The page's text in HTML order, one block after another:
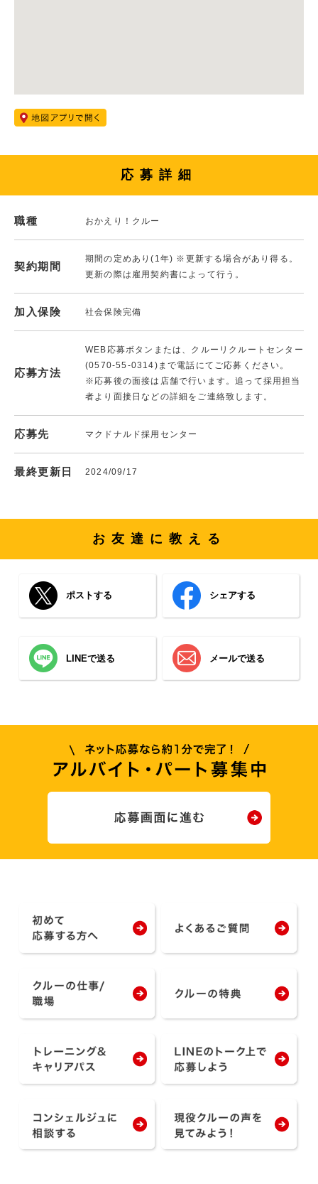
応募詳細
職種 おかえり！クルー
契約期間
期間の定めあり(1年) ※更新する場合があり得る。
更新の際は雇用契約書によって行う。
加入保険 社会保険完備
応募方法
WEB応募ボタンまたは、クルーリクルートセンター
(0570-55-0314)まで電話にてご応募ください。
※応募後の面接は店舗で行います。追って採用担当
者より面接日などの詳細をご連絡致します。
応募先 マクドナルド採用センター
最終更新日 2024/09/17
お友達に教える
ポストする シェアする
LINEで送る メールで送る